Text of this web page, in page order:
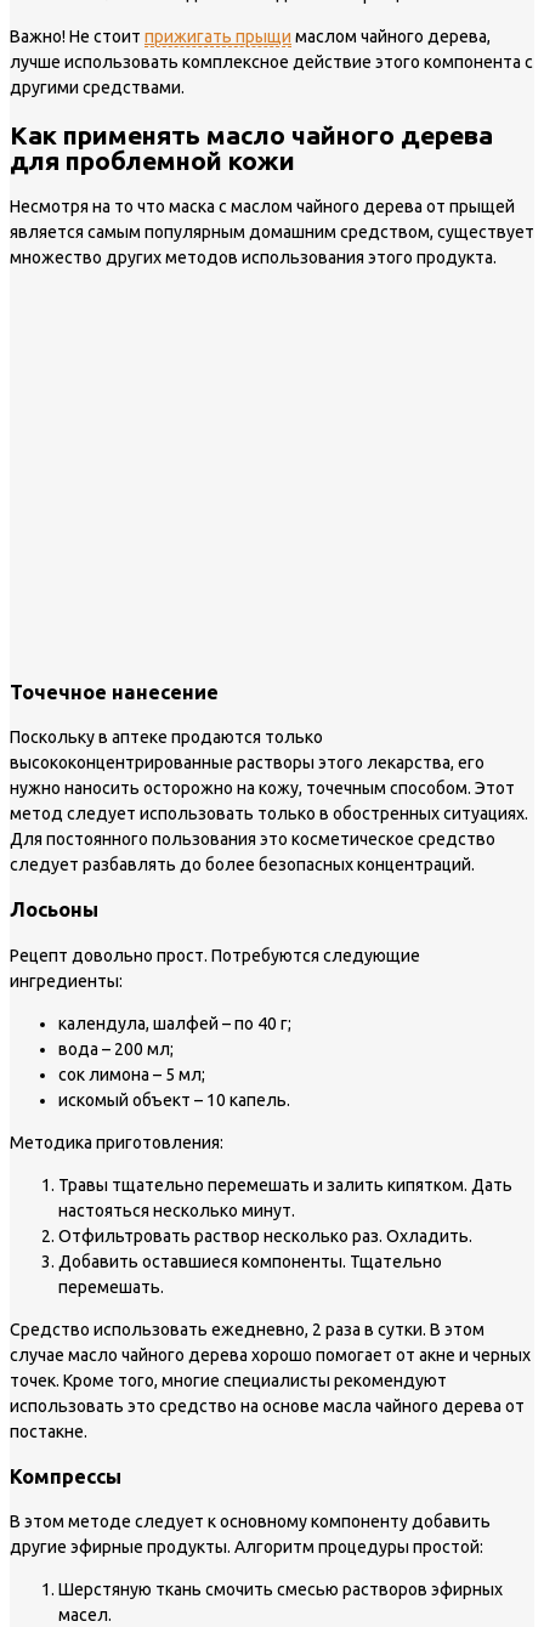
Важно!Не стоит прижигать прыщи маслом чайного дерева,
лучше использовать комплексное действие этого компонента с
другими средствами.
Как применять масло чайного дерева
для проблемной кожи
Несмотря на то что маска с маслом чайного дерева от прыщей
является самым популярным домашним средством, существует
множество других методов использования этого продукта.
Точечное нанесение
Поскольку в аптеке продаются только
высококонцентрированные растворы этого лекарства, его
нужно наносить осторожно на кожу, точечным способом. Этот
метод следует использовать только в обостренных ситуациях.
Для постоянного пользования это косметическое средство
следует разбавлять до более безопасных концентраций.
Лосьоны
Рецепт довольно прост. Потребуются следующие
ингредиенты:
календула, шалфей – по 40 г;
вода – 200 мл;
сок лимона – 5 мл;
искомый объект – 10 капель.
Методика приготовления:
Травы тщательно перемешать и залить кипятком. Дать
настояться несколько минут.
Отфильтровать раствор несколько раз. Охладить.
Добавить оставшиеся компоненты. Тщательно
перемешать.
Средство использовать ежедневно, 2 раза в сутки. В этом
случае масло чайного дерева хорошо помогает от акне и черных
точек. Кроме того, многие специалисты рекомендуют
использовать это средство на основе масла чайного дерева от
постакне.
Компрессы
В этом методе следует к основному компоненту добавить
другие эфирные продукты. Алгоритм процедуры простой:
Шерстяную ткань смочить смесью растворов эфирных
масел.